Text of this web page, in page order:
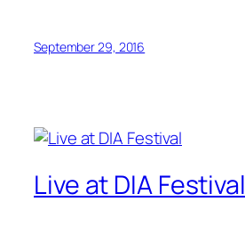
September 29, 2016
Live at DIA Festival